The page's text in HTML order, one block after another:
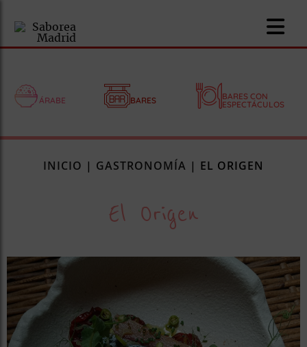
ÁRABE BARES
BARES CON
ESPECTÁCULOS
INICIO | GASTRONOMÍA | EL ORIGEN
El Origen